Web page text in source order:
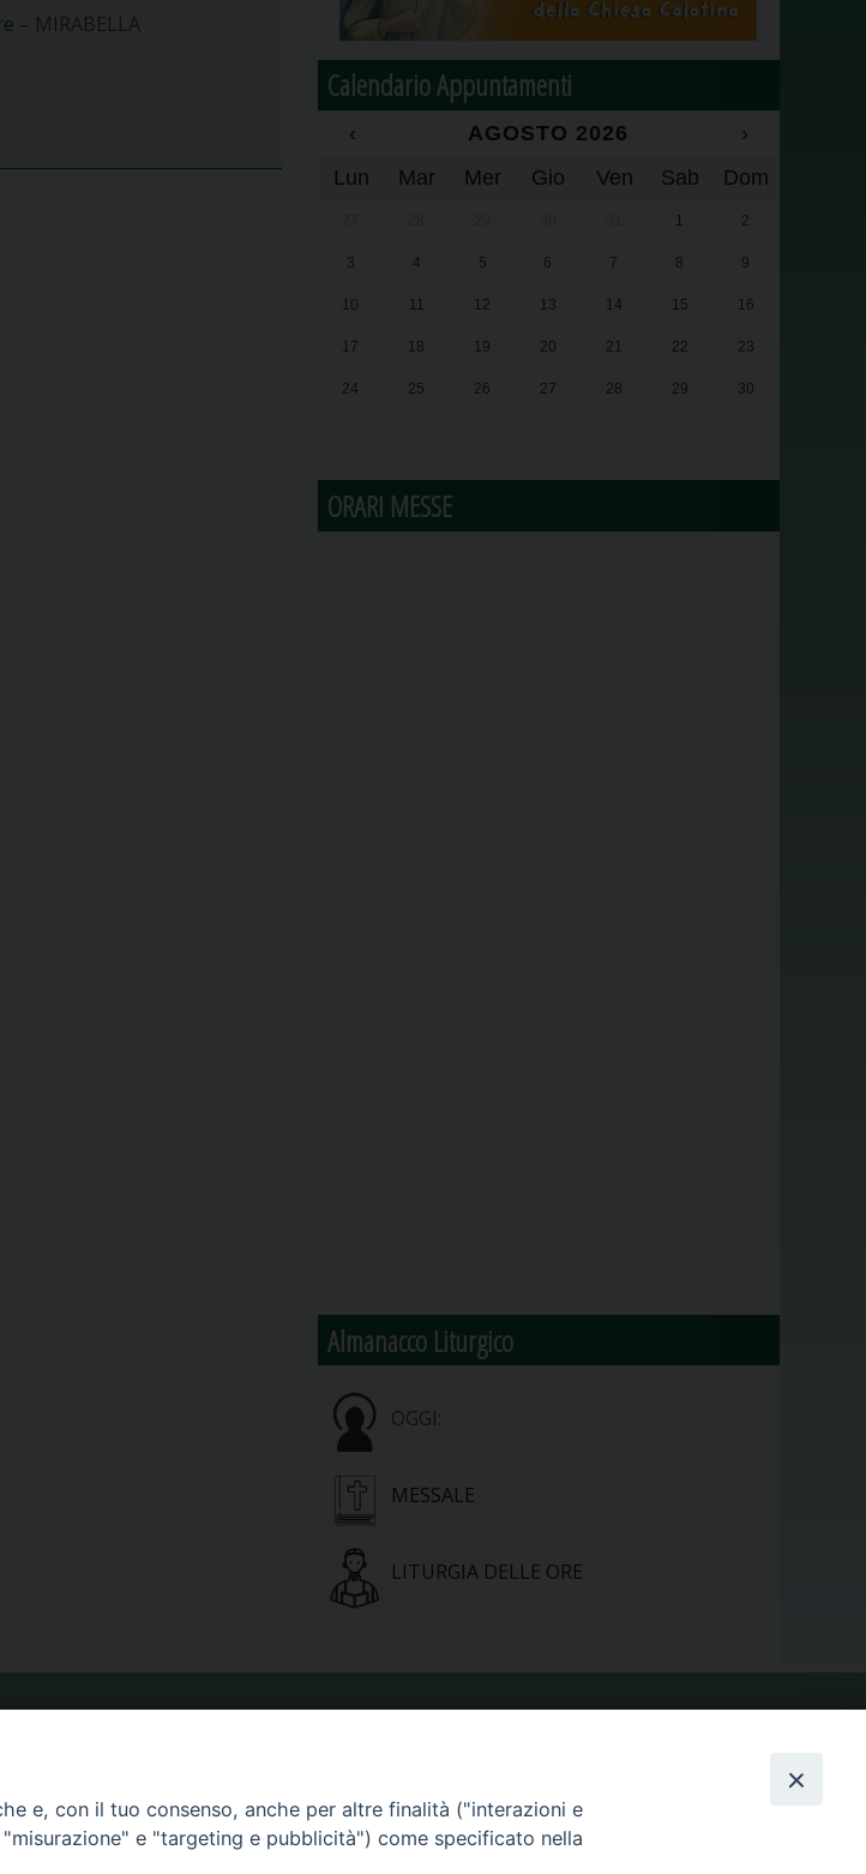
– MIRABELLA
Calendario Appuntamenti
‹ AGOSTO 2026
›
Lun
Mar Mer Gio Ven Sab Dom
1 2
3 4 5 6 7 8 9
10 11 12 13 14 15 16
17 18 19 20 21 22 23
24 25 26 27 28 29 30
ORARI MESSE
Almanacco Liturgico
OGGI:
MESSALE
LITURGIA DELLE ORE
PASTORALE
PHOTOGALLERY
e, con il tuo consenso, anche per altre finalità ("interazioni e
e "targeting e pubblicità") come specificato nella